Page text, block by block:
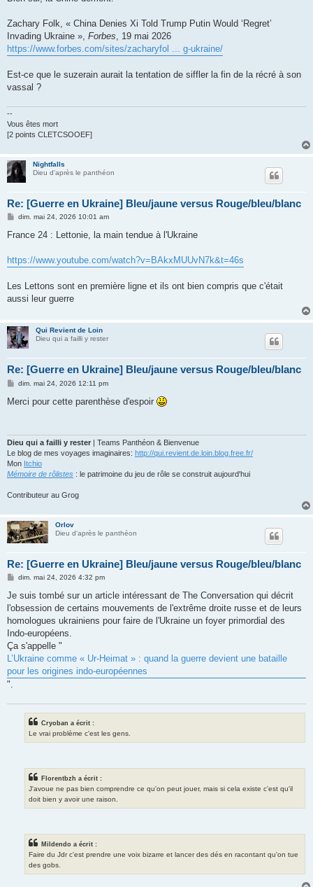
Zachary Folk, « China Denies Xi Told Trump Putin Would ‘Regret’
Invading Ukraine », Forbes, 19 mai 2026
https://www.forbes.com/sites/zacharyfol ... g-ukraine/
Est-ce que le suzerain aurait la tentation de siffler la fin de la récré à son
vassal ?
--
Vous êtes mort
[2 points CLETCSOOEF]
Nightfalls
Dieu d'après le panthéon
Re: [Guerre en Ukraine] Bleu/jaune versus Rouge/bleu/blanc
M
s
g
e
dim. mai 24, 2026 10:01 am
France 24 : Lettonie, la main tendue à l'Ukraine
https://www.youtube.com/watch?v=BAkxMUUvN7k&t=46s
Les Lettons sont en première ligne et ils ont bien compris que c'était
aussi leur guerre
Qui Revient de Loin
Dieu qui a failli y rester
Re: [Guerre en Ukraine] Bleu/jaune versus Rouge/bleu/blanc
M
s
dim. mai 24, 2026 12:11 pm
Merci pour cette parenthèse d'espoir
Dieu qui a failli y rester | Teams Panthéon & Bienvenue
Le blog de mes voyages imaginaires: http://qui.revient.de.loin.blog.free.fr/
Mon Itchio
Mémoire de rôlistes : le patrimoine du jeu de rôle se construit aujourd'hui
Contributeur au Grog
Orlov
Dieu d'après le panthéon
Re: [Guerre en Ukraine] Bleu/jaune versus Rouge/bleu/blanc
M
s
a
g
dim. mai 24, 2026 4:32 pm
Je suis tombé sur un article intéressant de The Conversation qui décrit
l'obsession de certains mouvements de l'extrême droite russe et de leurs
homologues ukrainiens pour faire de l'Ukraine un foyer primordial des
Indo-européens.
Ça s'appelle "
L’Ukraine comme « Ur‑Heimat » : quand la guerre devient une bataille
pour les origines indo‑européennes
".
Cryoban a écrit :
Le vrai problème c'est les gens.
Florentbzh a écrit :
J'avoue ne pas bien comprendre ce qu'on peut jouer, mais si cela existe c'est qu'il
doit bien y avoir une raison.
Mildendo a écrit :
Faire du Jdr c'est prendre une voix bizarre et lancer des dés en racontant qu'on tue
des gobs.